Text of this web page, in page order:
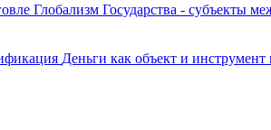
Глобализм Государства - субъекты
Деньги как объект и